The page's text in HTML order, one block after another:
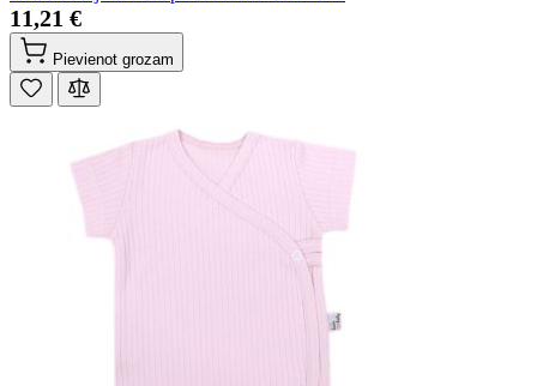
11,21 €
Pievienot grozam